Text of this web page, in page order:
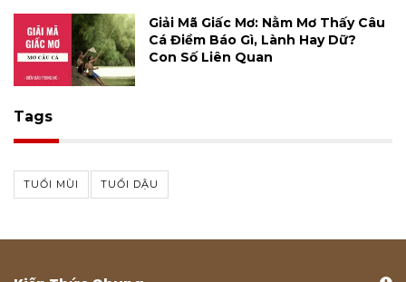
Giải Mã Giấc Mơ: Nằm Mơ Thấy Câu
Cá Điềm Báo Gì, Lành Hay Dữ?
Con Số Liên Quan
Tags
TUỔI MÙI TUỔI DẬU